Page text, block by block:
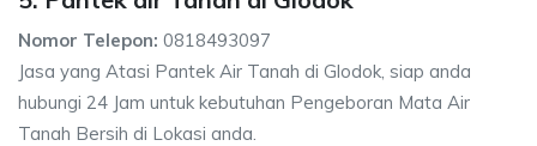
Nomor Telepon: 0818493097
Jasa yang Atasi Pantek Air Tanah di Glodok, siap anda
hubungi 24 Jam untuk kebutuhan Pengeboran Mata Air
Tanah Bersih di Lokasi anda.